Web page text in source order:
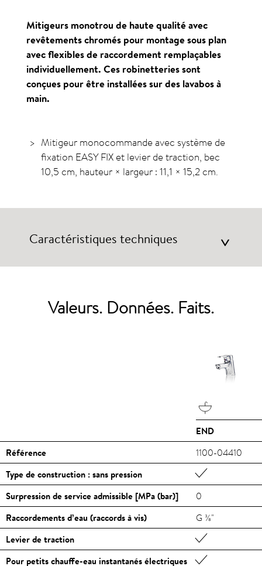
Mitigeurs monotrou de haute qualité avec
revêtements chromés pour montage sous plan
avec flexibles de raccordement remplaçables
individuellement. Ces robinetteries sont
conçues pour être installées sur des lavabos à
main.
Mitigeur monocommande avec système de
fixation EASY FIX et levier de traction, bec
10,5 cm, hauteur × largeur : 11,1 × 15,2 cm.
Caractéristiques techniques >
Valeurs. Données. Faits.
END
Référence
Type de construction : sans pression
Surpression de service admissible [MPa (bar)]
Raccordements d’eau (raccords à vis)
Levier de traction
Pour petits chauffe-eau instantanés électriques
1100-04410
0
G ⅜"